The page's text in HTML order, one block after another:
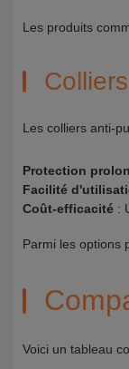
Les produits
Les colliers anti-
Protection
Facilité
Coût-efficacité :
Parmi les options
Voici un tableau